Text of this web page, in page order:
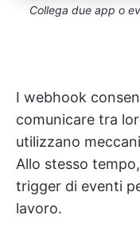
Collega due app o
I webhook
comunicare tra
utilizzano
Allo stesso
trigger di eventi
lavoro.